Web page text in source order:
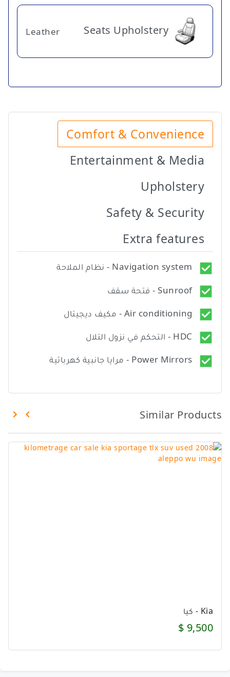
Seats Upholstery
Leather
Comfort & Convenience
Entertainment & Media
Upholstery
Safety & Security
Extra features
Navigation system - نظام الملاحة
Sunroof - فتحة سقف
Air conditioning - مكيف ديجيتال
HDC - التحكم في نزول التلال
Power Mirrors - مرايا جانبية كهربائية
Similar Products
Kia - كيا
9,500 $